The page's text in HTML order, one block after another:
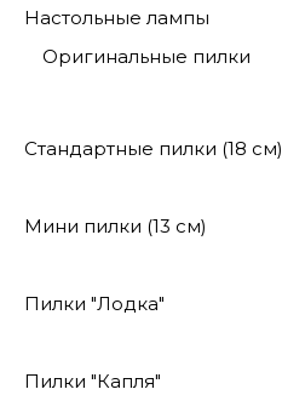
Настольные лампы
Оригинальные пилки
Стандартные пилки (18 см)
Мини пилки (13 см)
Пилки "Лодка"
Пилки "Капля"